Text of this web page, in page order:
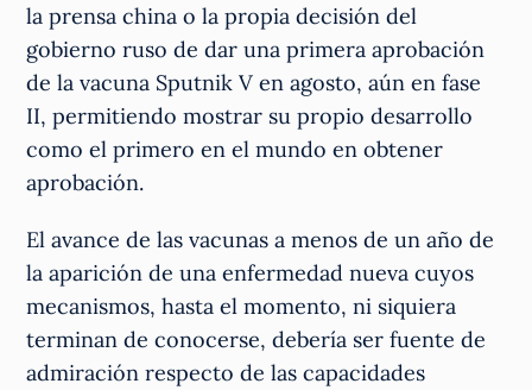
la prensa china o la propia decisión del
gobierno ruso de dar una primera aprobación
de la vacuna Sputnik V en agosto, aún en fase
II, permitiendo mostrar su propio desarrollo
como el primero en el mundo en obtener
aprobación.
El avance de las vacunas a menos de un año de
la aparición de una enfermedad nueva cuyos
mecanismos, hasta el momento, ni siquiera
terminan de conocerse, debería ser fuente de
admiración respecto de las capacidades